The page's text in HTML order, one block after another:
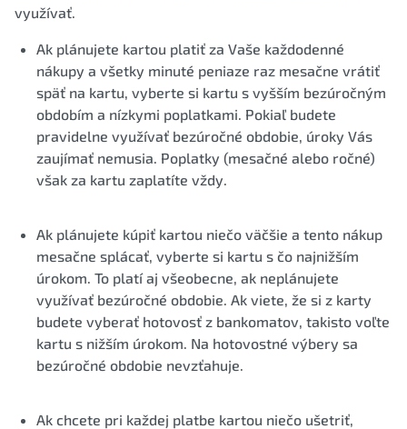
využívať.
Ak plánujete kartou platiť za Vaše každodenné
nákupy a všetky minuté peniaze raz mesačne vrátiť
späť na kartu, vyberte si kartu s vyšším bezúročným
obdobím a nízkymi poplatkami. Pokiaľ budete
pravidelne využívať bezúročné obdobie, úroky Vás
zaujímať nemusia. Poplatky (mesačné alebo ročné)
však za kartu zaplatíte vždy.
Ak plánujete kúpiť kartou niečo väčšie a tento nákup
mesačne splácať, vyberte si kartu s čo najnižším
úrokom. To platí aj všeobecne, ak neplánujete
využívať bezúročné obdobie. Ak viete, že si z karty
budete vyberať hotovosť z bankomatov, takisto voľte
kartu s nižším úrokom. Na hotovostné výbery sa
bezúročné obdobie nevzťahuje.
Ak chcete pri každej platbe kartou niečo ušetriť,